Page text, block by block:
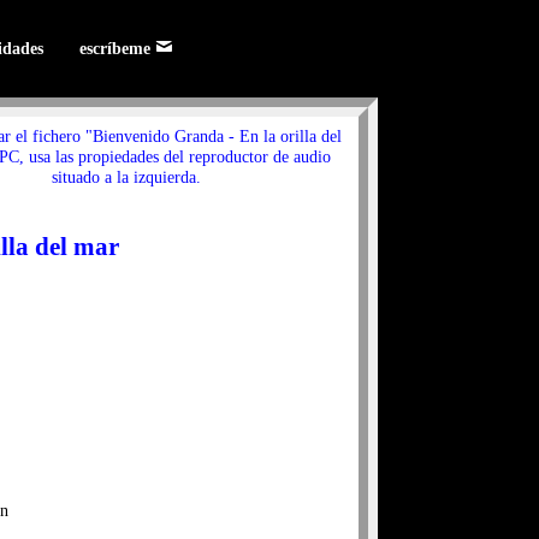
escríbeme
el fichero "Bienvenido Granda - En la orilla del
usa las propiedades del reproductor de audio
situado a la izquierda.
del mar